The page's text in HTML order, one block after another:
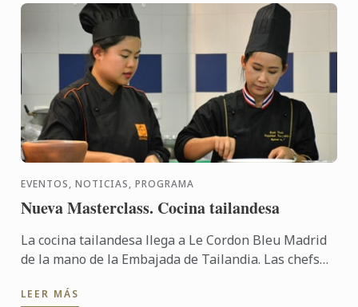
EVENTOS, NOTICIAS, PROGRAMA
Nueva Masterclass. Cocina tailandesa
La cocina tailandesa llega a Le Cordon Bleu Madrid
de la mano de la Embajada de Tailandia. Las chefs
impartido una ...
LEER MÁS